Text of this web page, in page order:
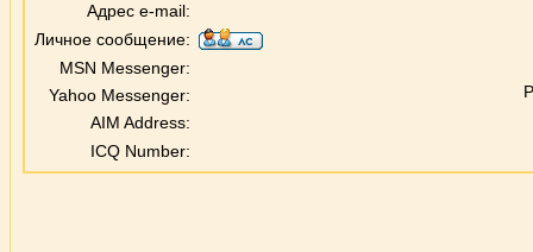
Адрес e-mail:
Личное сообщение:
MSN Messenger:
Yahoo Messenger:
AIM Address:
ICQ Number: